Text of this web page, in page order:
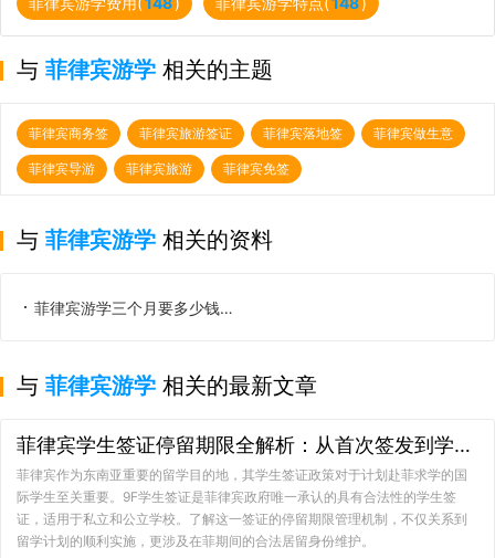
与 菲律宾游学 相关的主题
菲律宾商务签 菲律宾旅游签证 菲律宾落地签 菲律宾做生意
菲律宾导游 菲律宾旅游 菲律宾免签
与 菲律宾游学 相关的资料
菲律宾游学三个月要多少钱呢(三个月游学费用分享)
与 菲律宾游学 相关的最新文章
菲律宾学生签证停留期限全解析：从首次签发到学业完成的合法居留路径
菲律宾作为东南亚重要的留学目的地，其学生签证政策对于计划赴菲求学的国
际学生至关重要。9F学生签证是菲律宾政府唯一承认的具有合法性的学生签
证，适用于私立和公立学校。了解这一签证的停留期限管理机制，不仅关系到
留学计划的顺利实施，更涉及在菲期间的合法居留身份维护。